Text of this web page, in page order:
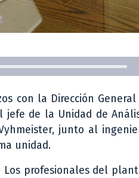
con la Dirección
de la Unidad de
Vyhmeister, junto al
unidad.
Los profesionales del